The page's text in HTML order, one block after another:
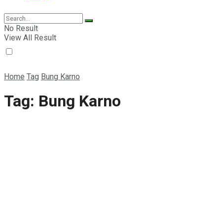
E-Magazine
No Result
View All Result
Home Tag Bung Karno
Tag: Bung Karno